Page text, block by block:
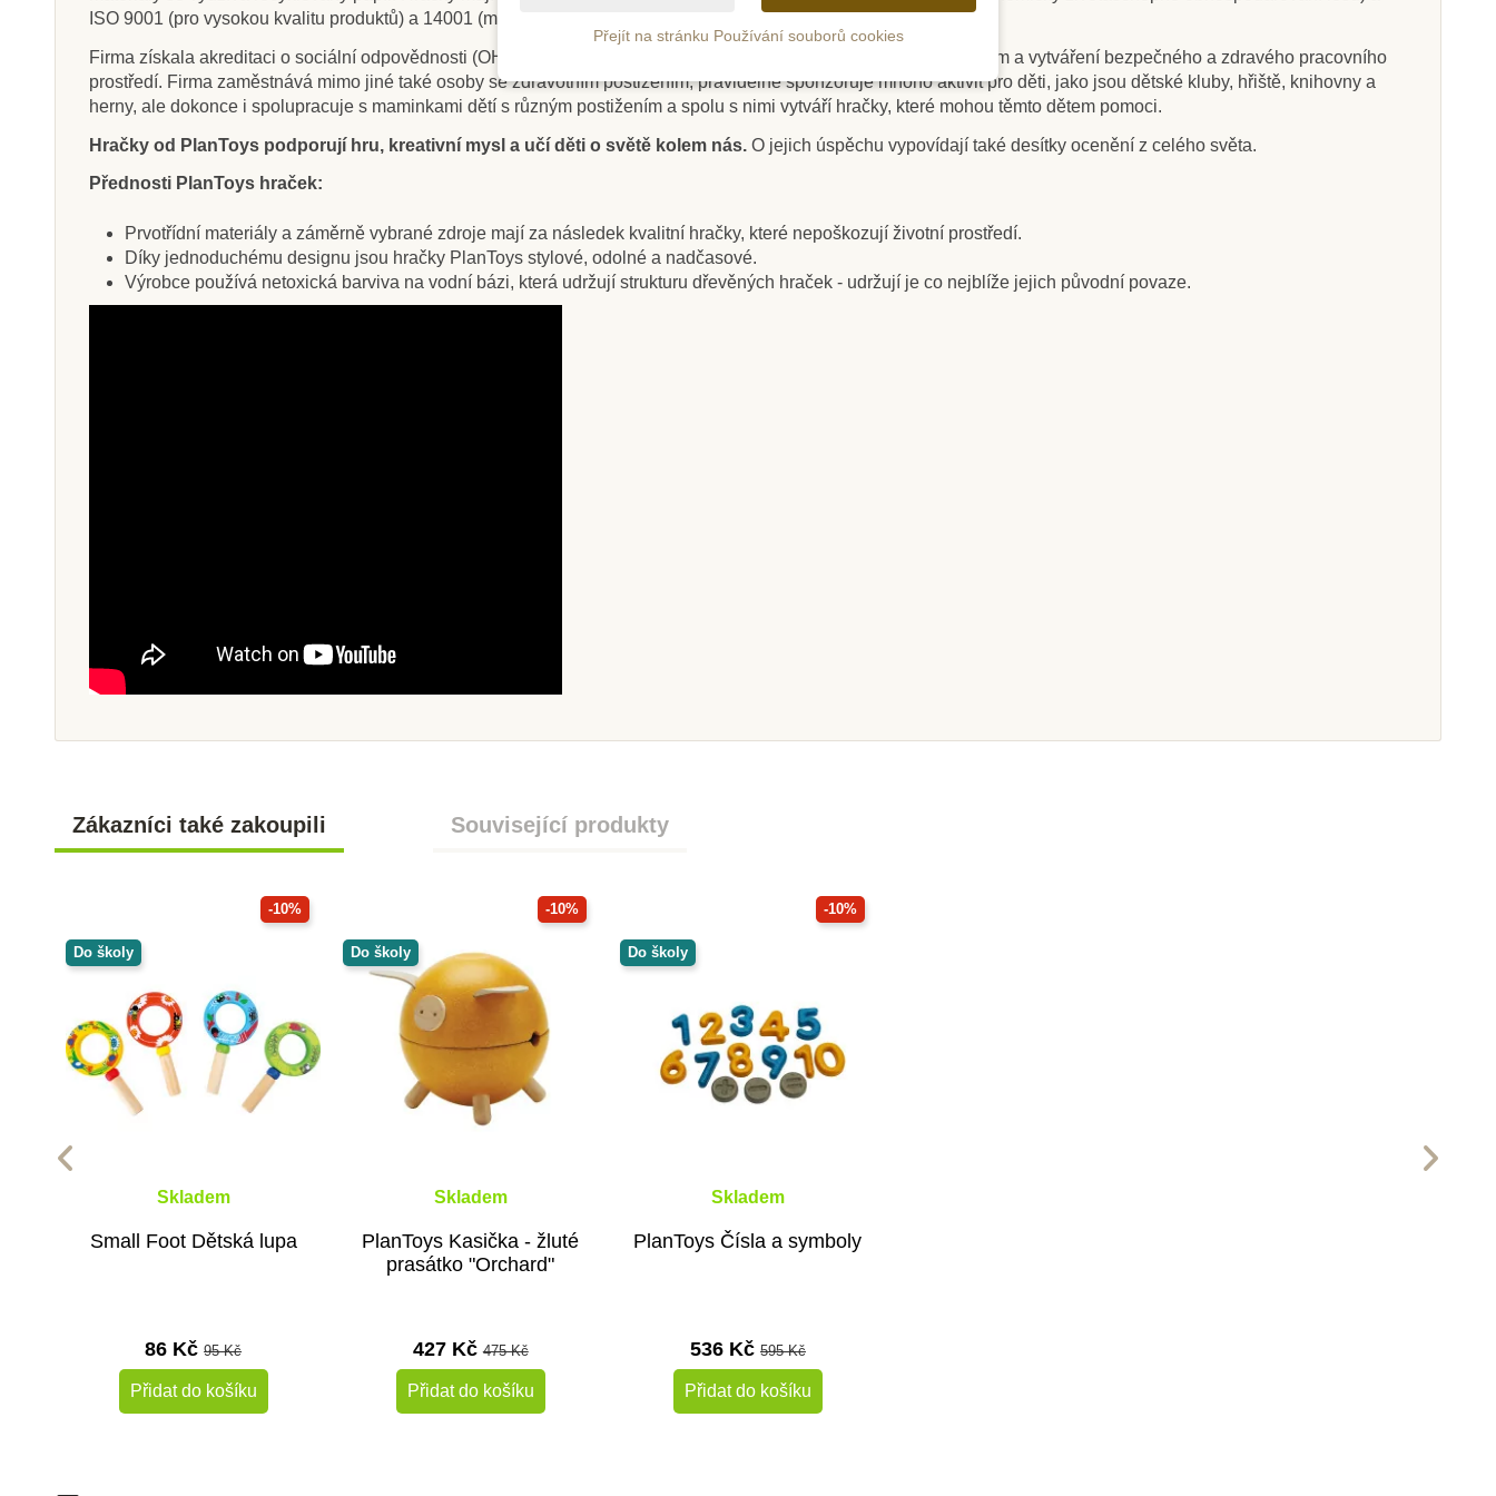
ISO 9001 (pro vysokou kvalitu produktů) a 14001 (management životního prostředí).
Firma získala akreditaci o sociální odpovědnosti (OHSAS 18001), což vypovídá o perfektním vztahu k zaměstnancům a vytváření bezpečného a zdravého pracovního
prostředí. Firma zaměstnává mimo jiné také osoby se zdravotním postižením, pravidelně sponzoruje mnoho aktivit pro děti, jako jsou dětské kluby, hřiště, knihovny a
herny, ale dokonce i spolupracuje s maminkami dětí s různým postižením a spolu s nimi vytváří hračky, které mohou těmto dětem pomoci.
Hračky od PlanToys podporují hru, kreativní mysl a učí děti o světě kolem nás. O jejich úspěchu vypovídají také desítky ocenění z celého světa.
Přednosti PlanToys hraček:
Prvotřídní materiály a záměrně vybrané zdroje mají za následek kvalitní hračky, které nepoškozují životní prostředí.
Díky jednoduchému designu jsou hračky PlanToys stylové, odolné a nadčasové.
Výrobce používá netoxická barviva na vodní bázi, která udržují strukturu dřevěných hraček - udržují je co nejblíže jejich původní povaze.
Zákazníci také zakoupili Související produkty
-10%
Do školy
Skladem
Small Foot Dětská lupa
86 Kč95 Kč
Přidat do košíku
-10%
Do školy
Skladem
PlanToys Kasička - žluté
prasátko "Orchard"
427 Kč475 Kč
Přidat do košíku
-10%
Do školy
Skladem
PlanToys Čísla a symboly
536 Kč 595 Kč
Přidat do košíku
Přejít na stránku Používání souborů cookies